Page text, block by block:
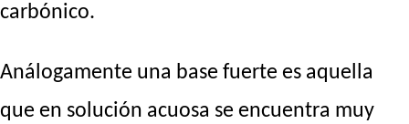
carbónico.
Análogamente una base fuerte es aquella
que en solución acuosa se encuentra muy